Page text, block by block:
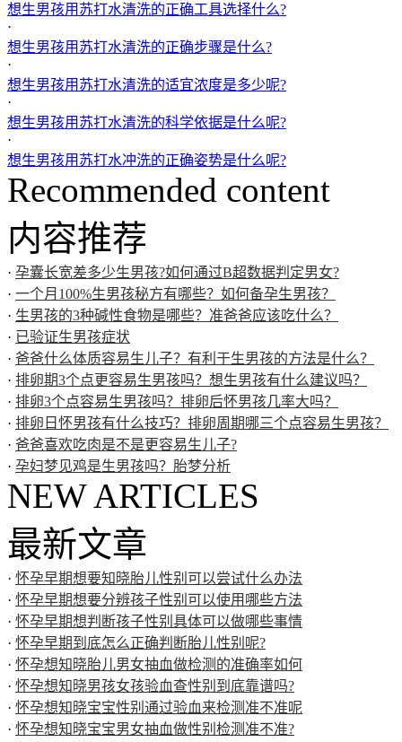
想生男孩用苏打水清洗的正确工具选择什么?
·
想生男孩用苏打水清洗的正确步骤是什么?
·
想生男孩用苏打水清洗的适宜浓度是多少呢?
·
想生男孩用苏打水清洗的科学依据是什么呢?
·
想生男孩用苏打水冲洗的正确姿势是什么呢?
Recommended content
内容推荐
· 孕囊长宽差多少生男孩?如何通过B超数据判定男女?
· 一个月100%生男孩秘方有哪些？如何备孕生男孩？
· 生男孩的3种碱性食物是哪些？准爸爸应该吃什么？
· 已验证生男孩症状
· 爸爸什么体质容易生儿子？有利于生男孩的方法是什么？
· 排卵期3个点更容易生男孩吗？想生男孩有什么建议吗？
· 排卵3个点容易生男孩吗？排卵后怀男孩几率大吗？
· 排卵日怀男孩有什么技巧？排卵周期哪三个点容易生男孩？
· 爸爸喜欢吃肉是不是更容易生儿子?
· 孕妇梦见鸡是生男孩吗？胎梦分析
NEW ARTICLES
最新文章
· 怀孕早期想要知晓胎儿性别可以尝试什么办法
· 怀孕早期想要分辨孩子性别可以使用哪些方法
· 怀孕早期想判断孩子性别具体可以做哪些事情
· 怀孕早期到底怎么正确判断胎儿性别呢?
· 怀孕想知晓胎儿男女抽血做检测的准确率如何
· 怀孕想知晓男孩女孩验血查性别到底靠谱吗?
· 怀孕想知晓宝宝性别通过验血来检测准不准呢
· 怀孕想知晓宝宝男女抽血做性别检测准不准?